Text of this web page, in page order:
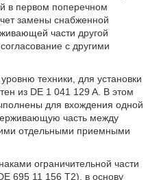
в первом поперечном
замены снабженной
части другой
с другими
техники, для установки
из DE 1 041 129 A. В этом
для вхождения одной
часть между
отдельными приемными
ограничительной части
695 11 156 T2), в основу